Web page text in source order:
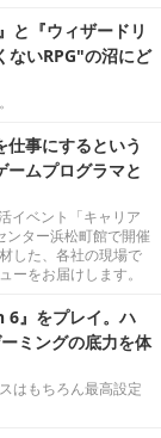
と『ウィザードリ
ないRPG"の沼にど
仕事にするという
ームプログラマと
イベント「キャリア
ンター浜松町館で開催
した、各社の現場で
ーをお届けします。
』をプレイ。ハ
ミングの底力を体
はもちろん最高設定